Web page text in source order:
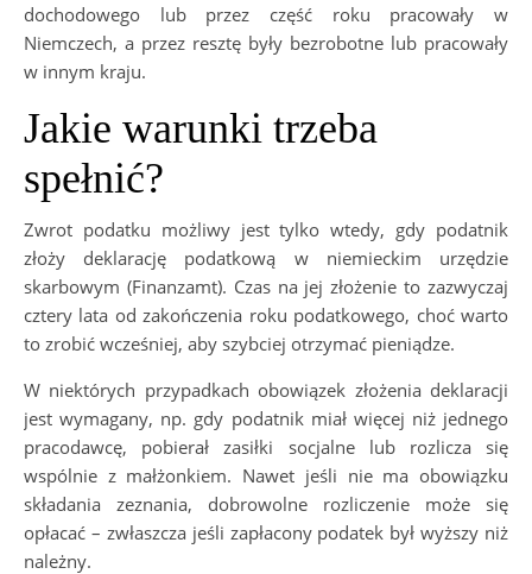
dochodowego lub przez część roku pracowały w
Niemczech, a przez resztę były bezrobotne lub pracowały
w innym kraju.
Jakie warunki trzeba
spełnić?
Zwrot podatku możliwy jest tylko wtedy, gdy podatnik
złoży deklarację podatkową w niemieckim urzędzie
skarbowym (Finanzamt). Czas na jej złożenie to zazwyczaj
cztery lata od zakończenia roku podatkowego, choć warto
to zrobić wcześniej, aby szybciej otrzymać pieniądze.
W niektórych przypadkach obowiązek złożenia deklaracji
jest wymagany, np. gdy podatnik miał więcej niż jednego
pracodawcę, pobierał zasiłki socjalne lub rozlicza się
wspólnie z małżonkiem. Nawet jeśli nie ma obowiązku
składania zeznania, dobrowolne rozliczenie może się
opłacać – zwłaszcza jeśli zapłacony podatek był wyższy niż
należny.